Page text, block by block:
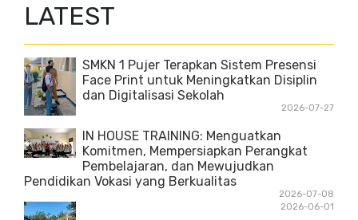
LATEST
SMKN 1 Pujer Terapkan Sistem Presensi
Face Print untuk Meningkatkan Disiplin
dan Digitalisasi Sekolah
2026-07-27
IN HOUSE TRAINING: Menguatkan
Komitmen, Mempersiapkan Perangkat
Pembelajaran, dan Mewujudkan
Pendidikan Vokasi yang Berkualitas
2026-07-08
2026-06-01